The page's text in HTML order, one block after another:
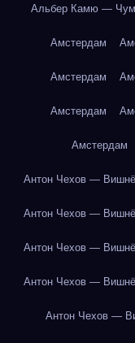
Альбер Камю —
Амстердам
Амстердам
Амстердам
Амстердам
Антон Чехов —
Антон Чехов —
Антон Чехов —
Антон Чехов —
Антон Чехов —